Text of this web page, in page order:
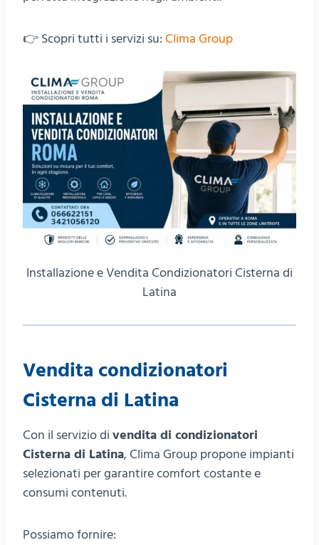
👉 Scopri tutti i servizi su: Clima Group
Installazione e Vendita Condizionatori Cisterna di
Latina
Vendita condizionatori
Cisterna di Latina
Con il servizio di vendita di condizionatori
Cisterna di Latina, Clima Group propone impianti
selezionati per garantire comfort costante e
consumi contenuti.
Possiamo fornire: